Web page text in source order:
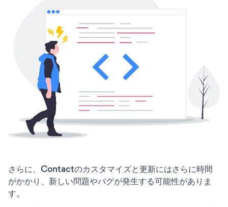
さらに、Contactのカスタマイズと更新にはさらに時間
がかかり、新しい問題やバグが発生する可能性がありま
す。